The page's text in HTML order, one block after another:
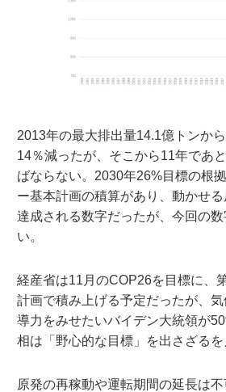
2013年の最大排出量14.1億トンか
14％減ったが、そこから11年であ
ばならない。2030年26%目標の根
ー基本計画の積算があり、動かせ
達成される数字だったが、今回の
い。
経産省は11月のCOP26を目標に、
計画で積み上げる予定だったが、
導力をみせたいバイデン大統領が
相は「野心的な目標」を出さざるを
原発の再稼動や運転期間の延長は